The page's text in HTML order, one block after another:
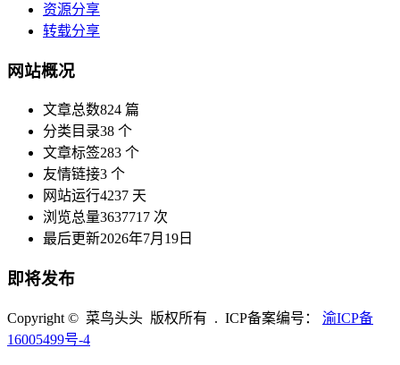
资源分享
转载分享
网站概况
文章总数824 篇
分类目录38 个
文章标签283 个
友情链接3 个
网站运行4237 天
浏览总量3637717 次
最后更新2026年7月19日
即将发布
Copyright © 菜鸟头头 版权所有 . ICP备案编号： 渝ICP备
16005499号-4